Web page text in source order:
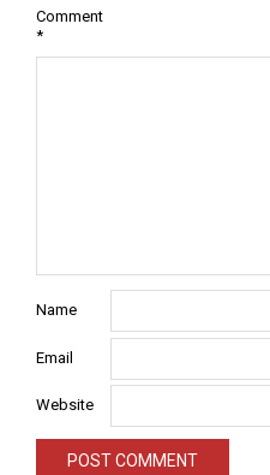
Comment
*
Name
Email
Website